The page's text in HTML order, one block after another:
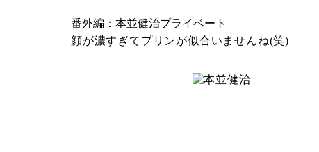
番外編：本並健治プライベート
顔が濃すぎてプリンが似合いませんね(笑)